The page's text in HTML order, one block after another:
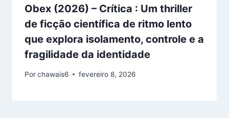
Obex (2026) – Crítica : Um thriller
de ficção científica de ritmo lento
que explora isolamento, controle e a
fragilidade da identidade
Porchawais6 fevereiro 8, 2026